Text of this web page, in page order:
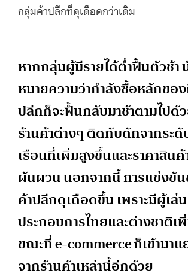
กลุ่มค้าปลีกที่ดุเดือดกว่าเดิม
หากกลุ่มผู้มีรายได้ต่ำฟื้นตัวช้า
หมายความว่ากำลังซื้อหลักขอ
ปลีกก็จะฟื้นกลับมาช้าตามไปด้
ร้านค้าต่างๆ ติดกับดักจากระ
เรือนที่เพิ่มสูงขึ้นและราคาสิน
ผันผวน นอกจากนี้ การแข่งขั
ค้าปลีกดุเดือดขึ้น เพราะมีผู้เล่
ประกอบการไทยและต่างชาติเ
ขณะที่ e-commerce ก็เข้ามา
จากร้านค้าเหล่านี้อีกด้วย